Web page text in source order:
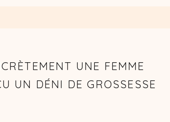
UNE FEMME
UN DÉNI DE GROSSESSE